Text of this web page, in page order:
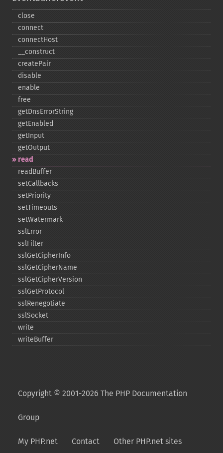
close
connect
connectHost
_​_​construct
createPair
disable
enable
free
getDnsErrorString
getEnabled
getInput
getOutput
read
readBuffer
setCallbacks
setPriority
setTimeouts
setWatermark
sslError
sslFilter
sslGetCipherInfo
sslGetCipherName
sslGetCipherVersion
sslGetProtocol
sslRenegotiate
sslSocket
write
writeBuffer
Copyright © 2001-2026 The PHP Documentation
Group
My PHP.net Contact Other PHP.net sites